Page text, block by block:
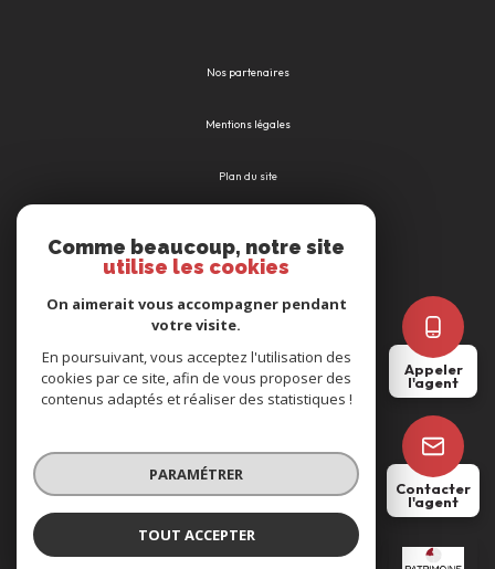
Delphine POULAIN
Appeler
l'agent
Contacter
l'agent
Nos partenaires
Mentions légales
Plan du site
Politique RGPD
Cookies
© 2026 | Tous droits réservés
Réalisé par
Comme beaucoup, notre site
utilise les cookies
On aimerait vous accompagner pendant
votre visite.
En poursuivant, vous acceptez l'utilisation des
cookies par ce site, afin de vous proposer des
contenus adaptés et réaliser des statistiques !
PARAMÉTRER
TOUT ACCEPTER